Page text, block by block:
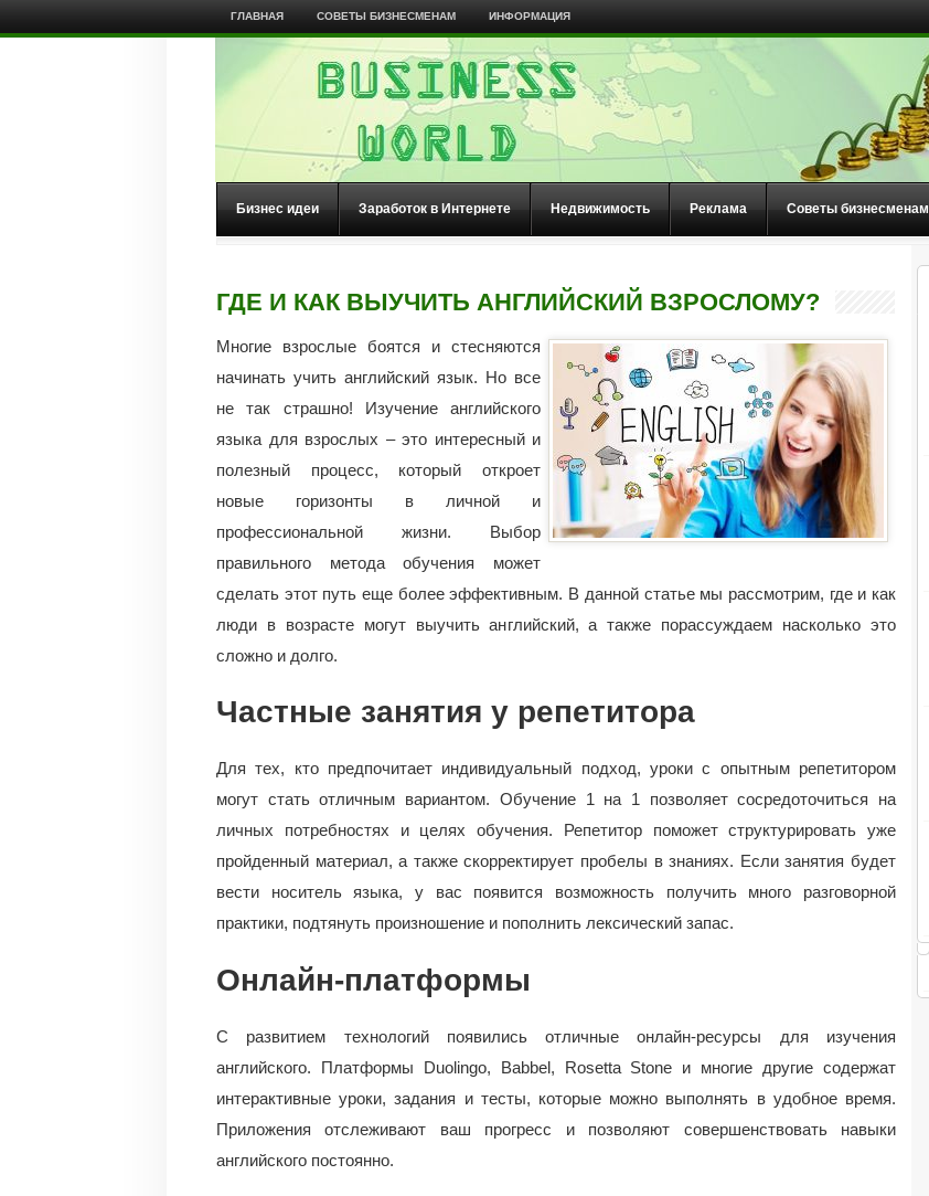
ГЛАВНАЯ СОВЕТЫ БИЗНЕСМЕНАМ ИНФОРМАЦИЯ
Бизнес идеи Заработок в Интернете Недвижимость Реклама Советы бизнесменам
ГДЕ И КАК ВЫУЧИТЬ АНГЛИЙСКИЙ ВЗРОСЛОМУ?
Многие взрослые боятся и стесняются
начинать учить английский язык. Но все
не так страшно! Изучение английского
языка для взрослых – это интересный и
полезный процесс, который откроет
новые горизонты в личной и
профессиональной жизни. Выбор
правильного метода обучения может
сделать этот путь еще более эффективным. В данной статье мы рассмотрим, где и как
люди в возрасте могут выучить английский, а также порассуждаем насколько это
сложно и долго.
Частные занятия у репетитора
Для тех, кто предпочитает индивидуальный подход, уроки с опытным репетитором
могут стать отличным вариантом. Обучение 1 на 1 позволяет сосредоточиться на
личных потребностях и целях обучения. Репетитор поможет структурировать уже
пройденный материал, а также скорректирует пробелы в знаниях. Если занятия будет
вести носитель языка, у вас появится возможность получить много разговорной
практики, подтянуть произношение и пополнить лексический запас.
Онлайн-платформы
С развитием технологий появились отличные онлайн-ресурсы для изучения
английского. Платформы Duolingo, Babbel, Rosetta Stone и многие другие содержат
интерактивные уроки, задания и тесты, которые можно выполнять в удобное время.
Приложения отслеживают ваш прогресс и позволяют совершенствовать навыки
английского постоянно.